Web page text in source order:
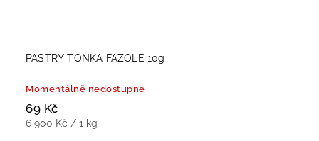
PASTRY TONKA FAZOLE 10g
Momentálně nedostupné
69 Kč
6 900 Kč / 1 kg